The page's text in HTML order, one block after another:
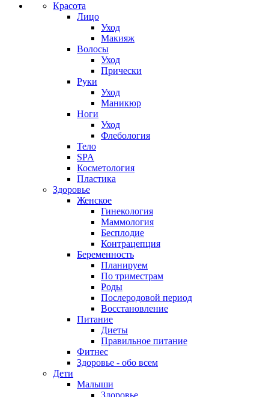
Красота
Лицо
Уход
Макияж
Волосы
Уход
Прически
Руки
Уход
Маникюр
Ноги
Уход
Флебология
Тело
SPA
Косметология
Пластика
Здоровье
Женское
Гинекология
Маммология
Бесплодие
Контрацепция
Беременность
Планируем
По триместрам
Роды
Послеродовой период
Восстановление
Питание
Диеты
Правильное питание
Фитнес
Здоровье - обо всем
Дети
Малыши
Здоровье